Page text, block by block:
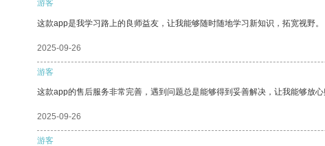
游客
这款app是我学习路上的良师益友，让我能够随时随地学习新知识，拓宽视野。
2025-09-26
游客
这款app的售后服务非常完善，遇到问题总是能够得到妥善解决，让我能够放心
2025-09-26
游客